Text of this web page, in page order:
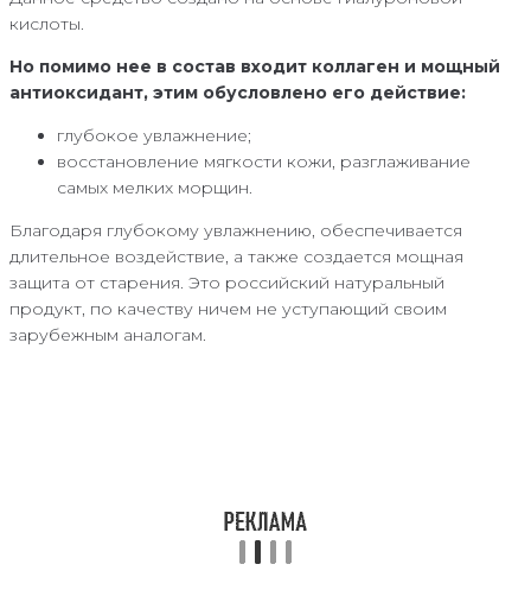
кислоты.
Но помимо нее в состав входит коллаген и мощный
антиоксидант, этим обусловлено его действие:
глубокое увлажнение;
восстановление мягкости кожи, разглаживание
самых мелких морщин.
Благодаря глубокому увлажнению, обеспечивается
длительное воздействие, а также создается мощная
защита от старения. Это российский натуральный
продукт, по качеству ничем не уступающий своим
зарубежным аналогам.